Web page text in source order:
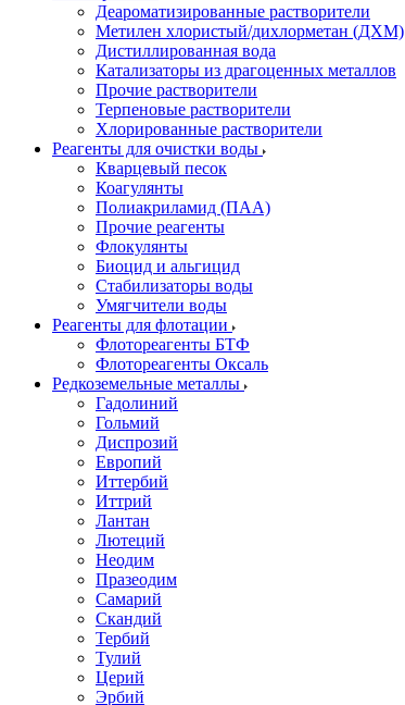
Деароматизированные растворители
Метилен хлористый/дихлорметан (ДХМ)
Дистиллированная вода
Катализаторы из драгоценных металлов
Прочие растворители
Терпеновые растворители
Хлорированные растворители
Реагенты для очистки воды
Кварцевый песок
Коагулянты
Полиакриламид (ПАА)
Прочие реагенты
Флокулянты
Биоцид и альгицид
Стабилизаторы воды
Умягчители воды
Реагенты для флотации
Флотореагенты БТФ
Флотореагенты Оксаль
Редкоземельные металлы
Гадолиний
Гольмий
Диспрозий
Европий
Иттербий
Иттрий
Лантан
Лютеций
Неодим
Празеодим
Самарий
Скандий
Тербий
Тулий
Церий
Эрбий